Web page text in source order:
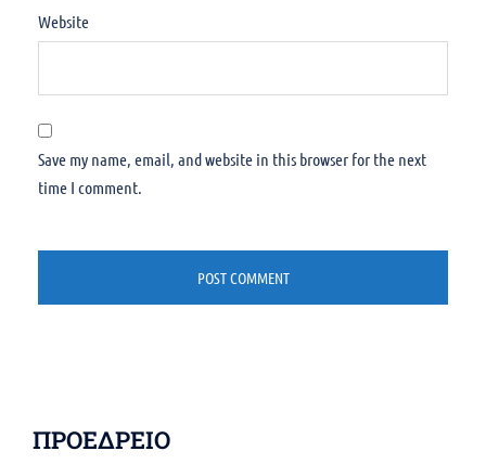
Website
Save my name, email, and website in this browser for the next
time I comment.
ΠΡΟΕΔΡΕΙΟ